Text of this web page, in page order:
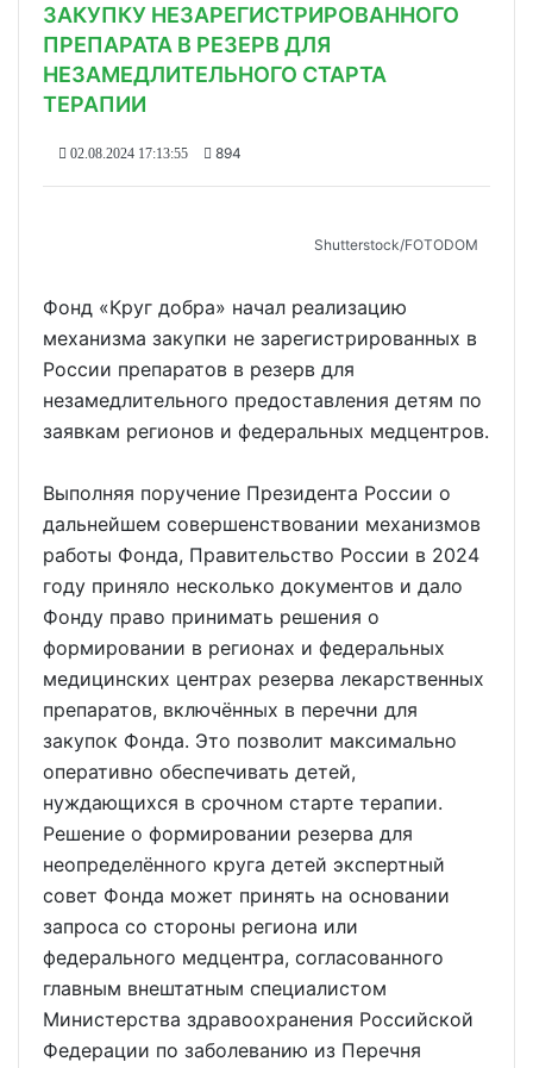
ЗАКУПКУ НЕЗАРЕГИСТРИРОВАННОГО
ПРЕПАРАТА В РЕЗЕРВ ДЛЯ
НЕЗАМЕДЛИТЕЛЬНОГО СТАРТА
ТЕРАПИИ
02.08.2024 17:13:55 894
Shutterstoсk/FOTODOM
Фонд «Круг добра» начал реализацию
механизма закупки не зарегистрированных в
России препаратов в резерв для
незамедлительного предоставления детям по
заявкам регионов и федеральных медцентров.
Выполняя поручение Президента России о
дальнейшем совершенствовании механизмов
работы Фонда, Правительство России в 2024
году приняло несколько документов и дало
Фонду право принимать решения о
формировании в регионах и федеральных
медицинских центрах резерва лекарственных
препаратов, включённых в перечни для
закупок Фонда. Это позволит максимально
оперативно обеспечивать детей,
нуждающихся в срочном старте терапии.
Решение о формировании резерва для
неопределённого круга детей экспертный
совет Фонда может принять на основании
запроса со стороны региона или
федерального медцентра, согласованного
главным внештатным специалистом
Министерства здравоохранения Российской
Федерации по заболеванию из Перечня